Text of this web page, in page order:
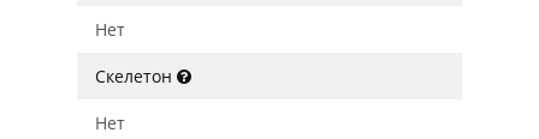
Нет
Скелетон
Нет